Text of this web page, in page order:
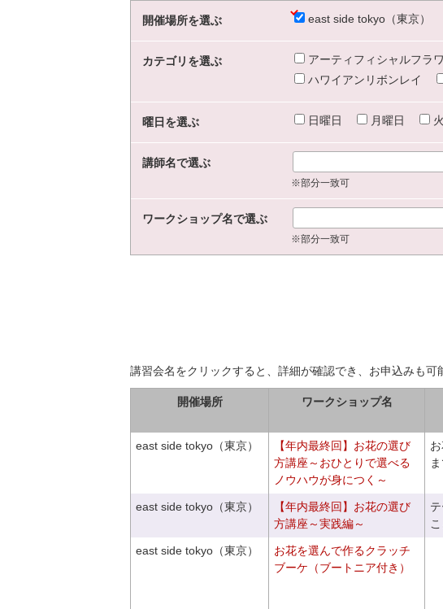
開催場所を選ぶ east side tokyo（東京）
カテゴリを選ぶ アーティフィシャルフラ
ハワイアンリボンレイ
曜日を選ぶ 日曜日 月曜日
講師名で選ぶ
※部分一致可
ワークショップ名で選ぶ
※部分一致可
講習会名をクリックすると、詳細が確認でき、お申込みも可
開催場所 ワークショップ名
east side tokyo（東京）
【年内最終回】お花の選び
方講座～おひとりで選べる
ノウハウが身につく～
east side tokyo（東京）
【年内最終回】お花の選び
方講座～実践編～
east side tokyo（東京）
お花を選んで作るクラッチ
ブーケ（ブートニア付き）